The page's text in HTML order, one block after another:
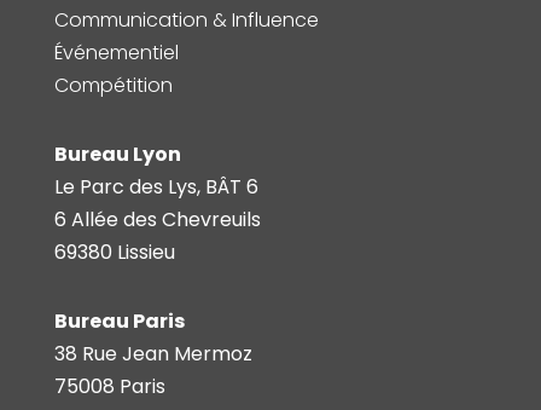
Communication & Influence
Événementiel
Compétition
Bureau Lyon
Le Parc des Lys, BÂT 6
6 Allée des Chevreuils
69380 Lissieu
Bureau Paris
38 Rue Jean Mermoz
75008 Paris